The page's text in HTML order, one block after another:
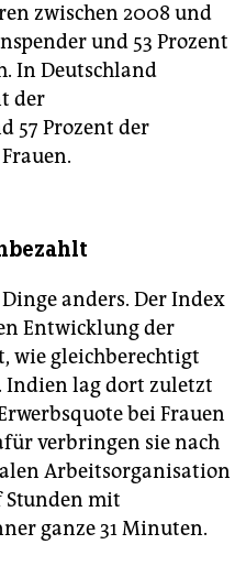
zwischen 2008 und
und 53 Prozent
In Deutschland
der
57 Prozent der
anders. Der Index
Entwicklung der
wie gleichberechtigt
Indien lag dort zuletzt
bei Frauen
verbringen sie nach
Arbeitsorganisation
mit
ganze 31 Minuten.